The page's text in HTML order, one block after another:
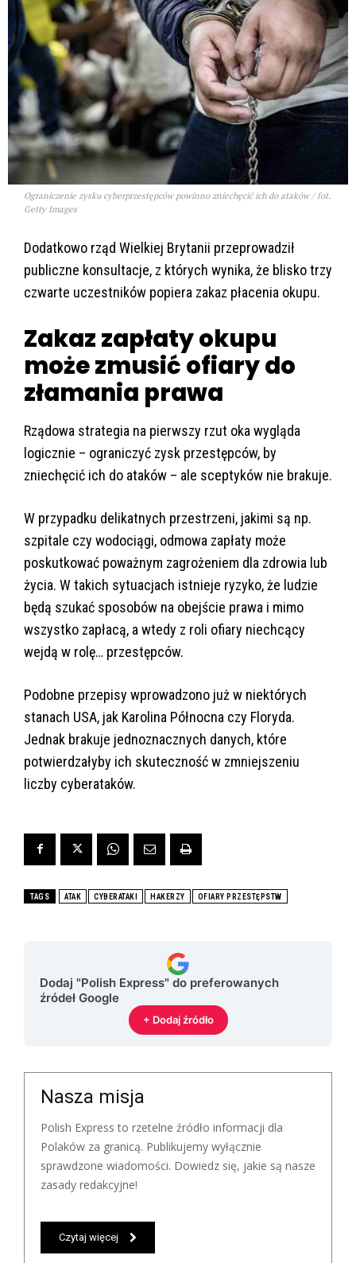
Ograniczenie zysku cyberprzestępców powinno zniechęcić ich do ataków / fot.
Getty Images
Dodatkowo rząd Wielkiej Brytanii przeprowadził
publiczne konsultacje, z których wynika, że blisko trzy
czwarte uczestników popiera zakaz płacenia okupu.
Zakaz zapłaty okupu
może zmusić ofiary do
złamania prawa
Rządowa strategia na pierwszy rzut oka wygląda
logicznie – ograniczyć zysk przestępców, by
zniechęcić ich do ataków – ale sceptyków nie brakuje.
W przypadku delikatnych przestrzeni, jakimi są np.
szpitale czy wodociągi, odmowa zapłaty może
poskutkować poważnym zagrożeniem dla zdrowia lub
życia. W takich sytuacjach istnieje ryzyko, że ludzie
będą szukać sposobów na obejście prawa i mimo
wszystko zapłacą, a wtedy z roli ofiary niechcący
wejdą w rolę… przestępców.
Podobne przepisy wprowadzono już w niektórych
stanach USA, jak Karolina Północna czy Floryda.
Jednak brakuje jednoznacznych danych, które
potwierdzałyby ich skuteczność w zmniejszeniu
liczby cyberataków.
TAGS ATAK CYBERATAKI HAKERZY OFIARY PRZESTĘPSTW
Dodaj "Polish Express" do preferowanych
źródeł Google
+ Dodaj źródło
Nasza misja
Polish Express to rzetelne źródło informacji dla
Polaków za granicą. Publikujemy wyłącznie
sprawdzone wiadomości. Dowiedz się, jakie są nasze
zasady redakcyjne!
Czytaj więcej